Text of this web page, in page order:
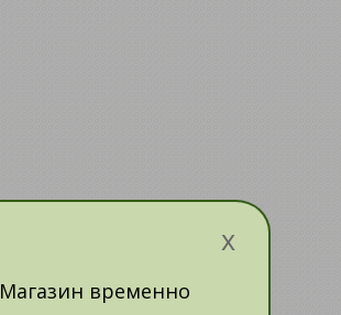
x
Магазин временно